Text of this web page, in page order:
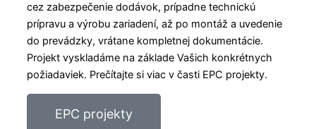
cez zabezpečenie dodávok, prípadne technickú
prípravu a výrobu zariadení, až po montáž a uvedenie
do prevádzky, vrátane kompletnej dokumentácie.
Projekt vyskladáme na základe Vašich konkrétnych
požiadaviek. Prečítajte si viac v časti EPC projekty.
EPC projekty